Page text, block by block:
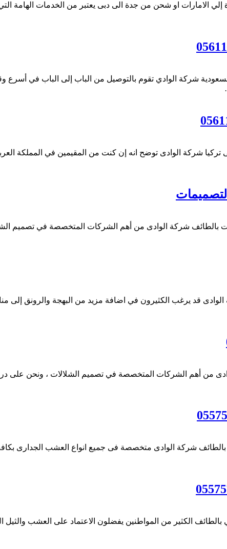
او شحن من جدة الى دبى يعتبر من الخدمات الهامة التي
شركة الوادي تقوم بالتوصيل من الباب إلى الباب في أسرع
شركة الوادى توضح انه إن كنت من المقيمين في المملكة
شركة الوادى من أهم الشركات المتخصصة في تصميم
قد يرغب الكثيرون في اضافة مزيد من البهجة والرونق إلى
من أهم الشركات المتخصصة في تصميم الشلالات ، ونحن على
الوادى متخصصة فى جميع انواع العشب الجدارى بكافة
من المواطنين يفضلون الاعتماد على العشب والثيل